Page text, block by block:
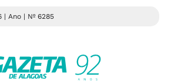
| Ano | Nº 6285